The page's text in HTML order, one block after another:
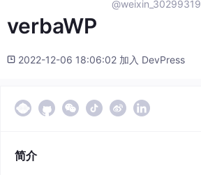
@weixin_30299319
verbaWP
2022-12-06 18:06:02 加入 DevPress
简介